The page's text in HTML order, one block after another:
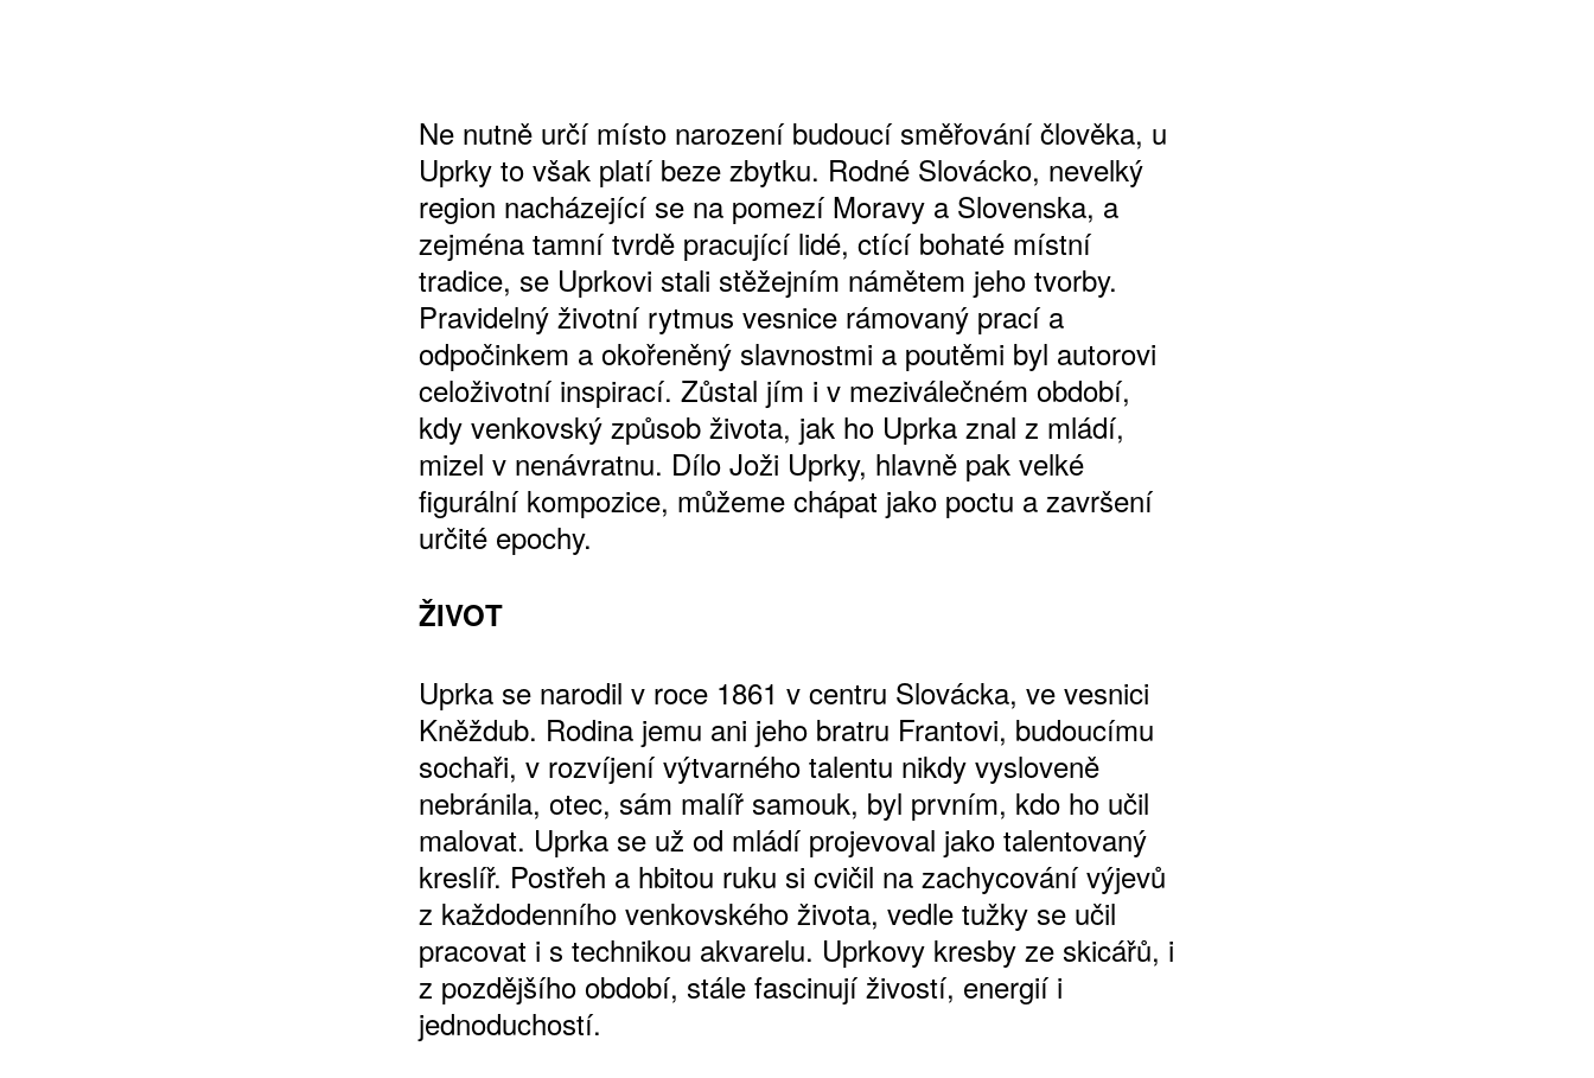
Ne nutně určí místo narození budoucí směřování člověka, u
Uprky to však platí beze zbytku. Rodné Slovácko, nevelký
region nacházející se na pomezí Moravy a Slovenska, a
zejména tamní tvrdě pracující lidé, ctící bohaté místní
tradice, se Uprkovi stali stěžejním námětem jeho tvorby.
Pravidelný životní rytmus vesnice rámovaný prací a
odpočinkem a okořeněný slavnostmi a poutěmi byl autorovi
celoživotní inspirací. Zůstal jím i v meziválečném období,
kdy venkovský způsob života, jak ho Uprka znal z mládí,
mizel v nenávratnu. Dílo Joži Uprky, hlavně pak velké
figurální kompozice, můžeme chápat jako poctu a završení
určité epochy.
ŽIVOT
Uprka se narodil v roce 1861 v centru Slovácka, ve vesnici
Kněždub. Rodina jemu ani jeho bratru Frantovi, budoucímu
sochaři, v rozvíjení výtvarného talentu nikdy vysloveně
nebránila, otec, sám malíř samouk, byl prvním, kdo ho učil
malovat. Uprka se už od mládí projevoval jako talentovaný
kreslíř. Postřeh a hbitou ruku si cvičil na zachycování výjevů
z každodenního venkovského života, vedle tužky se učil
pracovat i s technikou akvarelu. Uprkovy kresby ze skicářů, i
z pozdějšího období, stále fascinují živostí, energií i
jednoduchostí.
10 TIŠTĚNÝCH ČÍSEL
365 DNÍ ONLINE VERZE
ČLENSKÁ KARTA ARTCARD
KOUPIT PŘEDPLATNÉ